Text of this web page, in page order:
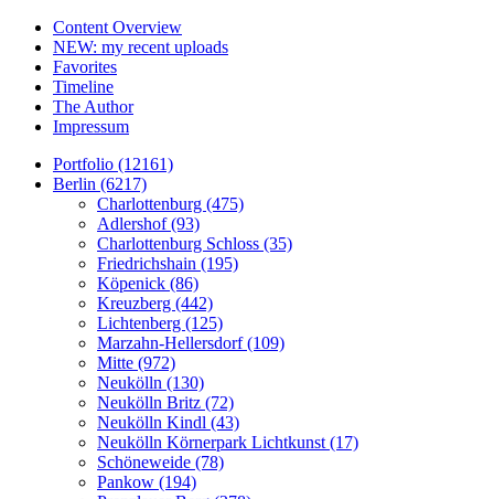
Content Overview
NEW: my recent uploads
Favorites
Timeline
The Author
Impressum
Portfolio (12161)
Berlin (6217)
Charlottenburg (475)
Adlershof (93)
Charlottenburg Schloss (35)
Friedrichshain (195)
Köpenick (86)
Kreuzberg (442)
Lichtenberg (125)
Marzahn-Hellersdorf (109)
Mitte (972)
Neukölln (130)
Neukölln Britz (72)
Neukölln Kindl (43)
Neukölln Körnerpark Lichtkunst (17)
Schöneweide (78)
Pankow (194)